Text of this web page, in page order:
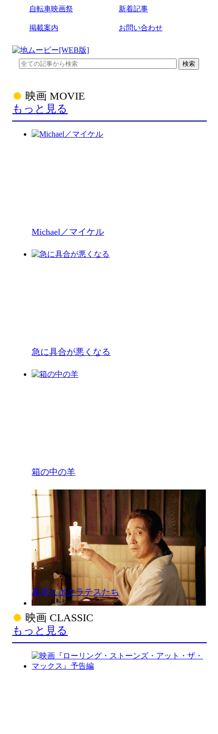
自転車映画祭 新着記事
掲載案内 お問い合わせ
映画 MOVIE
もっと見る
Michael／マイケル
急に具合が悪くなる
箱の中の羊
幕末ヒポクラテスたち
映画 CLASSIC
もっと見る